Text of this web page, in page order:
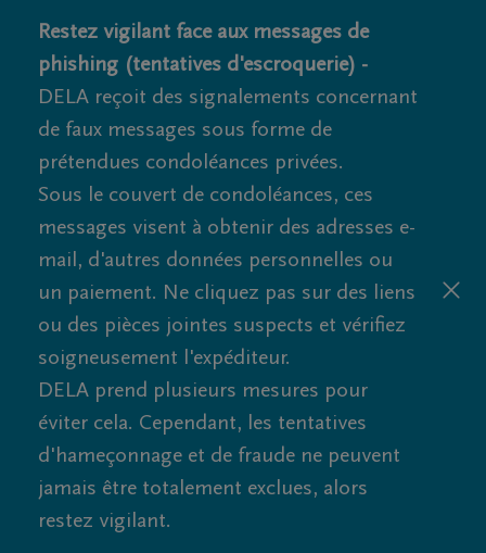
Restez vigilant face aux messages de
phishing (tentatives d'escroquerie) -
DELA reçoit des signalements concernant
de faux messages sous forme de
prétendues condoléances privées.
Sous le couvert de condoléances, ces
messages visent à obtenir des adresses e-
mail, d'autres données personnelles ou
un paiement. Ne cliquez pas sur des liens
ou des pièces jointes suspects et vérifiez
soigneusement l'expéditeur.
DELA prend plusieurs mesures pour
éviter cela. Cependant, les tentatives
d'hameçonnage et de fraude ne peuvent
jamais être totalement exclues, alors
restez vigilant.